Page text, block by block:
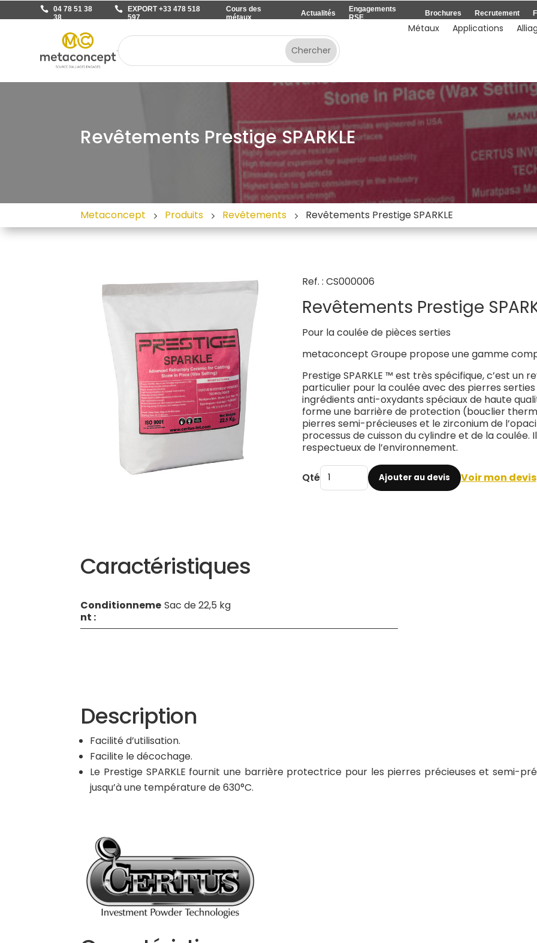
04 78 51 38
38
EXPORT +33 478 518
597
Cours des
métaux
Actualités
Engagements
RSE
Brochures Recrutement
Métaux Applications
Revêtements Prestige SPARKLE
Metaconcept Produits Revêtements Revêtements Prestige SPARKLE
Ref. : CS000006
Revêtements Prestige
Pour la coulée de pièces serties
metaconcept Groupe propose une gamme
Prestige SPARKLE ™ est très spécifique, c’est
particulier pour la coulée avec des pierres
ingrédients anti-oxydants spéciaux de haute
forme une barrière de protection (bouclier
pierres semi-précieuses et le zirconium de
processus de cuisson du cylindre et de la
respectueux de l’environnement.
Qté Ajouter au devis Voir mon devis
Caractéristiques
Conditionneme
nt :
Sac de 22,5 kg
Description
Facilité d’utilisation.
Facilite le décochage.
Le Prestige SPARKLE fournit une barrière protectrice pour les pierres précieuses et semi-
jusqu’à une température de 630°C.